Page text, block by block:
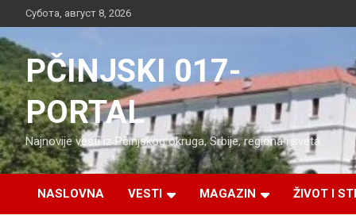
to
content
Субота, август 8, 2026
PČINJSKI 017-
PORTAL
Najnovije vesti iz Pčinjskog okruga, Srbije, regiona i sveta
NASLOVNA VESTI MAGAZIN ŽIVOT I